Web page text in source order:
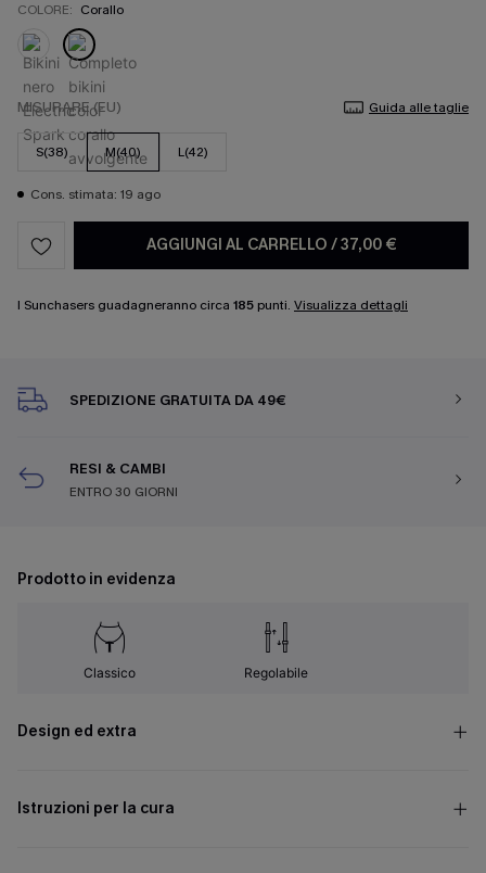
COLORE: Corallo
MISURARE (EU) Guida alle taglie
S(38) M(40) L(42)
Cons. stimata: 19 ago
AGGIUNGI AL CARRELLO /37,00 €
I Sunchasers guadagneranno circa 185 punti. Visualizza dettagli
SPEDIZIONE GRATUITA DA 49€
RESI & CAMBI
ENTRO 30 GIORNI
Prodotto in evidenza
Classico Regolabile
Design ed extra
Istruzioni per la cura